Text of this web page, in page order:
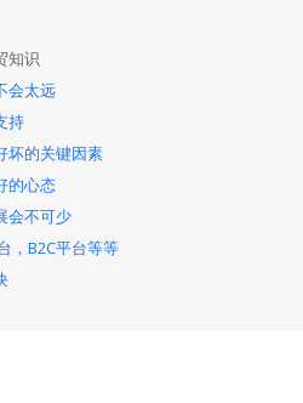
知识
会太远
持
坏的关键因素
的心态
会不可少
，B2C平台等等